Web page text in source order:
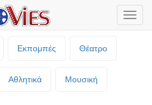
Εκπομπές Θέατρο
Αθλητικά Μουσική